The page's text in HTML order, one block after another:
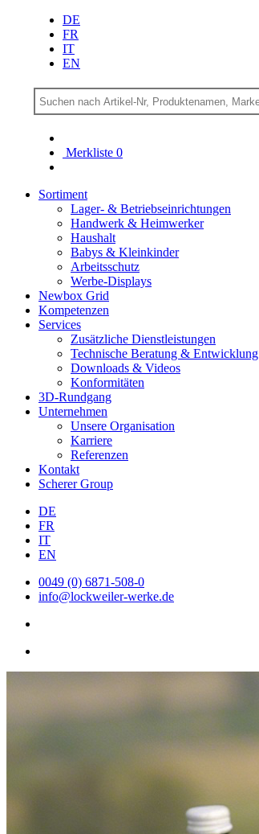
DE
FR
IT
EN
Merkliste 0
Sortiment
Lager- & Betriebs­einrichtungen
Handwerk & Heimwerker
Haushalt
Babys & Kleinkinder
Arbeitsschutz
Werbe-Displays
Newbox Grid
Kompetenzen
Services
Zusätzliche Dienstleistungen
Technische Beratung & Entwicklung
Downloads & Videos
Konformitäten
3D-Rundgang
Unternehmen
Unsere Organisation
Karriere
Referenzen
Kontakt
Scherer Group
DE
FR
IT
EN
0049 (0) 6871-508-0
info@lockweiler-werke.de